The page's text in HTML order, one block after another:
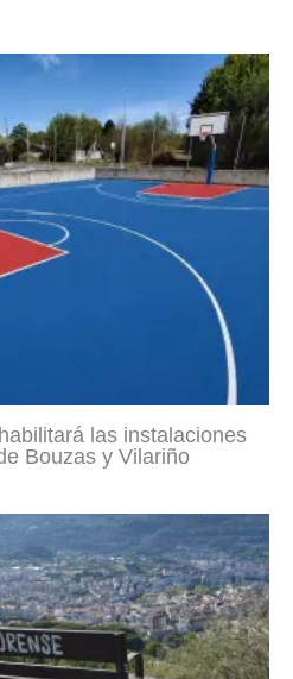
las instalaciones
Bouzas y Vilariño